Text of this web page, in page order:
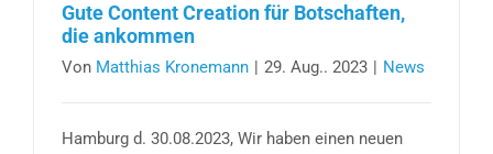
Gute Content Creation für Botschaften,
die ankommen
Von Matthias Kronemann | 29. Aug.. 2023 | News
Hamburg d. 30.08.2023, Wir haben einen neuen